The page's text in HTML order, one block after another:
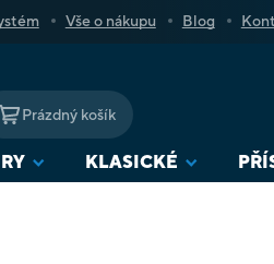
Vše o nákupu Blog
NÁKUPNÍ
KOŠÍK
Prázdný košík
KLASICKÉ